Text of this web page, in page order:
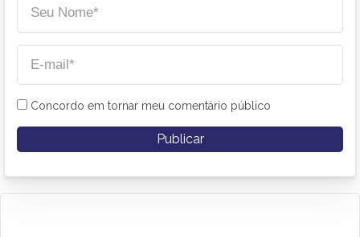
Concordo em tornar meu comentário público